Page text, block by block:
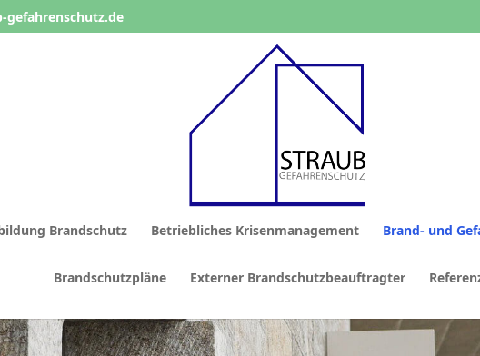
gefahrenschutz.de
Brandschutz Betriebliches Krisenmanagement Brand- und
Brandschutzpläne Externer Brandschutzbeauftragter